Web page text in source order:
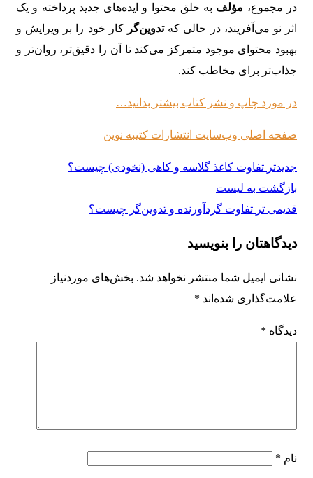
در مجموع، مؤلف به خلق محتوا و ایده‌های جدید پرداخته و یک
اثر نو می‌آفریند، در حالی کهتدوین‌گر کار خود را بر ویرایش و
بهبود محتوای موجود متمرکز می‌کند تا آن را دقیق‌تر، روان‌تر و
جذاب‌تر برای مخاطب کند.
در مورد چاپ و نشر کتاب بیشتر بدانید…
صفحه اصلی وب‌سایت انتشارات کتیبه نوین
جدیدتر تفاوت کاغذ گلاسه و کاهی (نخودی) چیست؟
بازگشت به لیست
قدیمی تر تفاوت گردآورنده و تدوین‌گر چیست؟
دیدگاهتان را بنویسید
نشانی ایمیل شما منتشر نخواهد شد. بخش‌های موردنیاز
علامت‌گذاری شده‌اند *
دیدگاه *
نام *